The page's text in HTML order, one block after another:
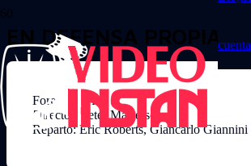
cuenta
EN DEFENSA PROPIA
Formato: VHS
Director: Peter Masterson
Reparto: Eric Roberts, Giancarlo Giannini